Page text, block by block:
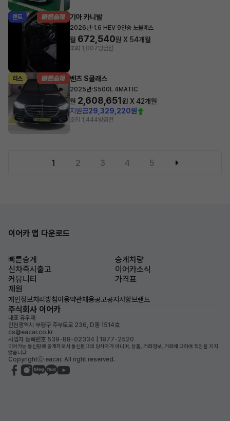
렌트 기아 카니발
2026년·1.6 HEV 9인승 노블레스
월 672,540원 X 54개월
조회 1,007방금전
리스 벤츠 S클래스
2025년·S500L 4MATIC
월 2,608,651원 X42개월
지원금29,329,220원
조회 1,444방금전
1 2 3 4 5
이어카 앱 다운로드
빠른승계
승계차량
신차즉시출고
이어카소식
커뮤니티
가격표
제원
개인정보처리방침이용약관채용공고공지사항브랜드
주식회사 이어카
대표 유우재
인천광역시 부평구 주부토로 236, D동 1514호
cs@eacar.co.kr
사업자 등록번호 539-88-02334 | 1877-2520
이어카는 통신판매 중개자로서 통신판매의 당사자가 아니며, 상품, 거래정보, 거래에 대하여 책임을 지지
않습니다.
Copyrightⓒ eacar. All right reserved.